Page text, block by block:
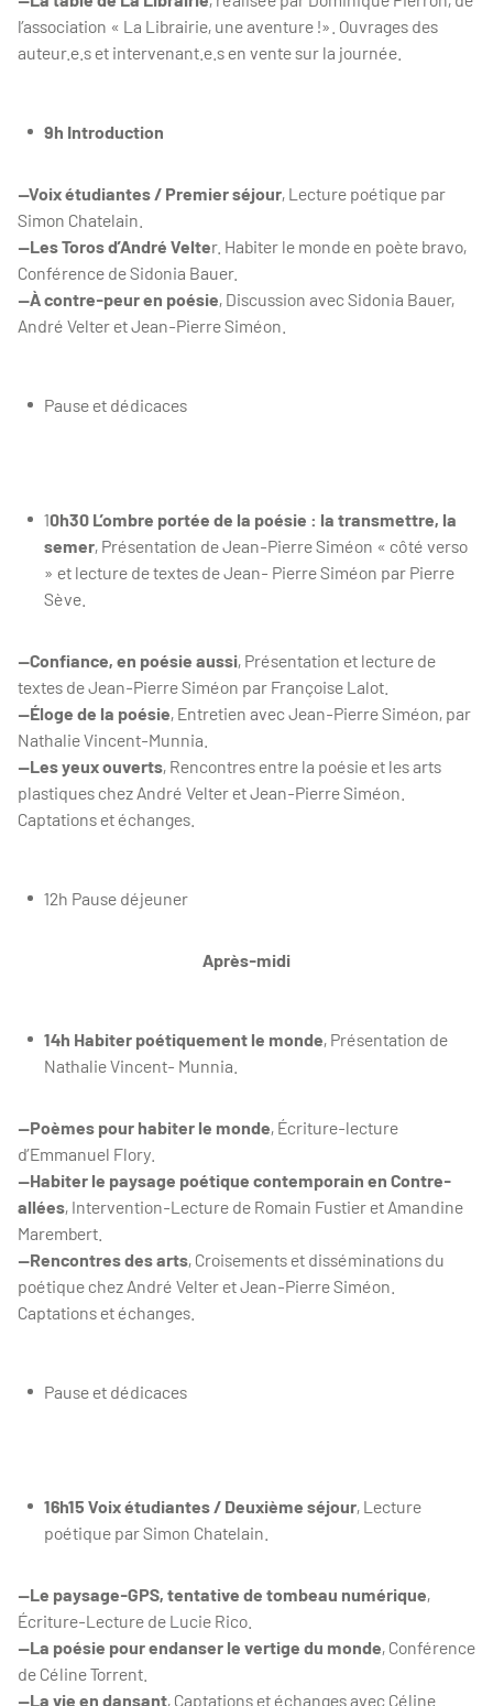
l’association « La Librairie, une aventure !». Ouvrages des
auteur.e.s et intervenant.e.s en vente sur la journée.
9h Introduction
—Voix étudiantes / Premier séjour, Lecture poétique par
Simon Chatelain.
—Les Toros d’André Velter. Habiter le monde en poète bravo,
Conférence de Sidonia Bauer.
—À contre-peur en poésie, Discussion avec Sidonia Bauer,
André Velter et Jean-Pierre Siméon.
Pause et dédicaces
10h30 L’ombre portée de la poésie : la transmettre, la
semer, Présentation de Jean-Pierre Siméon « côté verso
» et lecture de textes de Jean- Pierre Siméon par Pierre
Sève.
—Confiance, en poésie aussi, Présentation et lecture de
textes de Jean-Pierre Siméon par Françoise Lalot.
—Éloge de la poésie, Entretien avec Jean-Pierre Siméon, par
Nathalie Vincent-Munnia.
—Les yeux ouverts, Rencontres entre la poésie et les arts
plastiques chez André Velter et Jean-Pierre Siméon.
Captations et échanges.
12h Pause déjeuner
Après-midi
14h Habiter poétiquement le monde, Présentation de
Nathalie Vincent- Munnia.
—Poèmes pour habiter le monde, Écriture-lecture
d’Emmanuel Flory.
—Habiter le paysage poétique contemporain en Contre-
allées, Intervention-Lecture de Romain Fustier et Amandine
Marembert.
—Rencontres des arts, Croisements et disséminations du
poétique chez André Velter et Jean-Pierre Siméon.
Captations et échanges.
Pause et dédicaces
16h15 Voix étudiantes / Deuxième séjour, Lecture
poétique par Simon Chatelain.
—Le paysage-GPS, tentative de tombeau numérique,
Écriture-Lecture de Lucie Rico.
—La poésie pour endanser le vertige du monde, Conférence
de Céline Torrent.
—La vie en dansant, Captations et échanges avec Céline